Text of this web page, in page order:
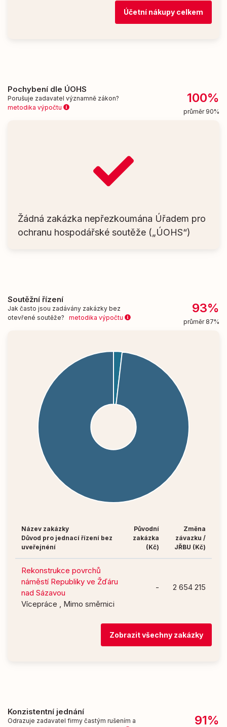
Účetní nákupy celkem
Pochybení dle ÚOHS
Porušuje zadavatel významně zákon?
metodika výpočtu
100%
průměr 90%
Žádná zakázka nepřezkoumána Úřadem pro
ochranu hospodářské soutěže („ÚOHS“)
Soutěžní řízení
Jak často jsou zadávány zakázky bez
otevřené soutěže? metodika výpočtu
93%
průměr 87%
Název zakázky
Důvod pro jednací řízení bez
uveřejnéní
Původní
zakázka
(Kč)
Změna
závazku /
JŘBU (Kč)
Rekonstrukce povrchů
náměstí Republiky ve Žďáru
nad Sázavou
Vícepráce , Mimo směrnici
- 2 654 215
Zobrazit všechny zakázky
Konzistentní jednání
Odrazuje zadavatel firmy častým rušením a
91%